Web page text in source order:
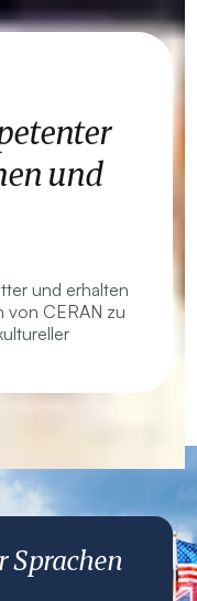
und
und erhalten
von CERAN zu
Sprachen